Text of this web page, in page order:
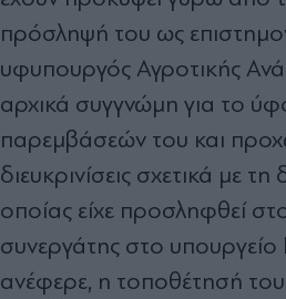
πρόσληψή του ως
υφυπουργός Αγροτικής
αρχικά συγγνώμη για το
παρεμβάσεών του και
διευκρινίσεις σχετικά με
οποίας είχε προσληφθεί
συνεργάτης στο
ανέφερε, η τοποθέτησή του